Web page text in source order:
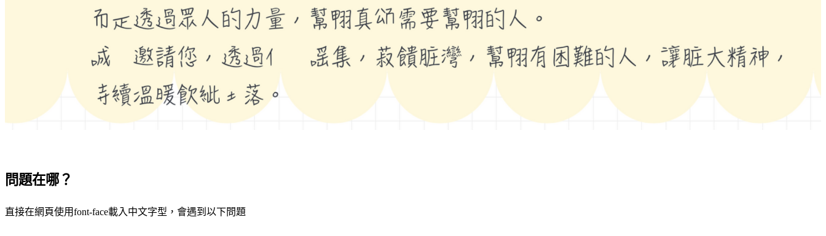
問題在哪？
直接在網頁使用font-face載入中文字型，會遇到以下問題